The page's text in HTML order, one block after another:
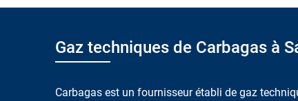
Gaz techniques de Carbagas à
Carbagas est un fournisseur établi de gaz